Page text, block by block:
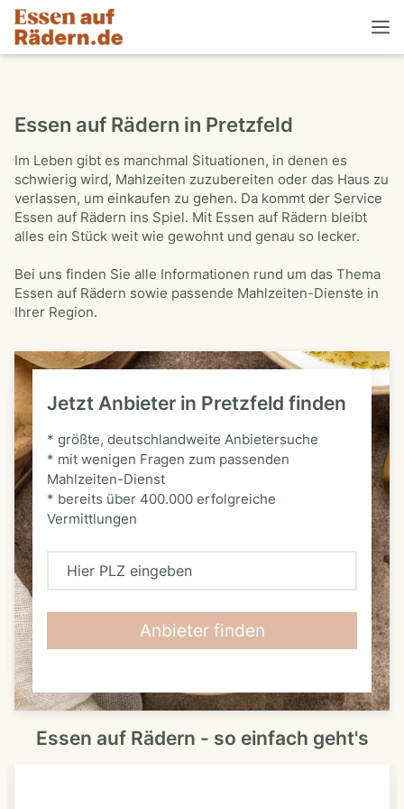
Essen auf Rädern in Pretzfeld
Im Leben gibt es manchmal Situationen, in denen es
schwierig wird, Mahlzeiten zuzubereiten oder das Haus zu
verlassen, um einkaufen zu gehen. Da kommt der Service
Essen auf Rädern ins Spiel. Mit Essen auf Rädern bleibt
alles ein Stück weit wie gewohnt und genau so lecker.
Bei uns finden Sie alle Informationen rund um das Thema
Essen auf Rädern sowie passende Mahlzeiten-Dienste in
Ihrer Region.
Jetzt Anbieter in Pretzfeld finden
* größte, deutschlandweite Anbietersuche
* mit wenigen Fragen zum passenden
Mahlzeiten-Dienst
* bereits über 400.000 erfolgreiche
Vermittlungen
H
L
Z
Anbieter finden
Essen auf Rädern - so einfach geht's